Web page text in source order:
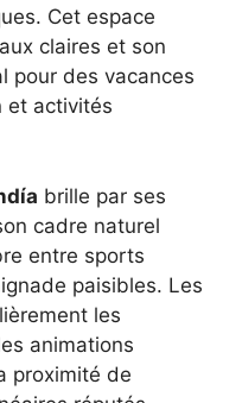
Cet espace
claires et son
pour des vacances
et activités
brille par ses
cadre naturel
entre sports
paisibles. Les
les
animations
proximité de